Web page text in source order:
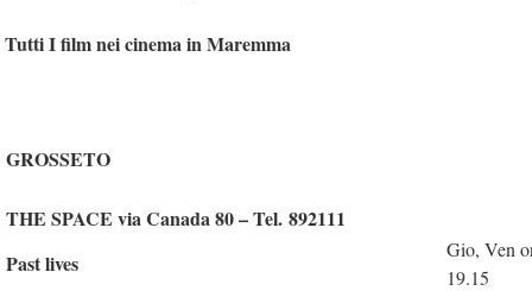
Tutti I film nei cinema in Maremma
GROSSETO
THE SPACE via Canada 80 – Tel. 892111
Past lives
Gio, Ven
19.15